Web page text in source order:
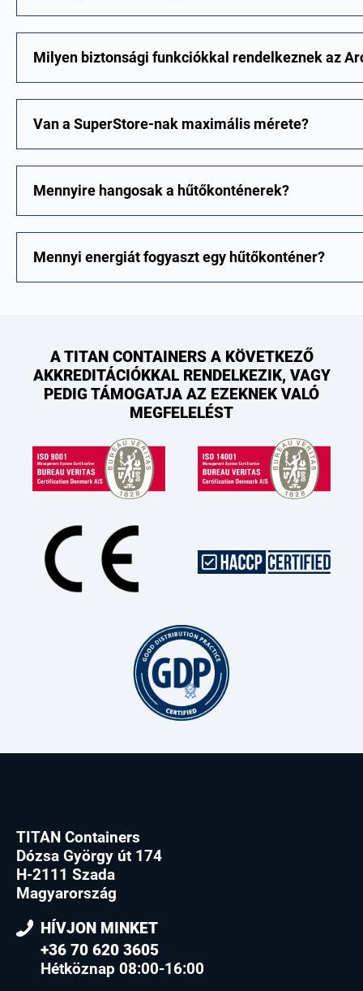
Milyen biztonsági funkciókkal rendelkeznek az
Van a SuperStore-nak maximális mérete?
Mennyire hangosak a hűtőkonténerek?
Mennyi energiát fogyaszt egy hűtőkonténer?
A TITAN CONTAINERS A KÖVETKEZŐ
AKKREDITÁCIÓKKAL RENDELKEZIK, VAGY
PEDIG TÁMOGATJA AZ EZEKNEK VALÓ
MEGFELELÉST
TITAN Containers
Dózsa György út 174
H-2111 Szada
Magyarország
HÍVJON MINKET
+36 70 620 3605
Hétköznap 08:00-16:00